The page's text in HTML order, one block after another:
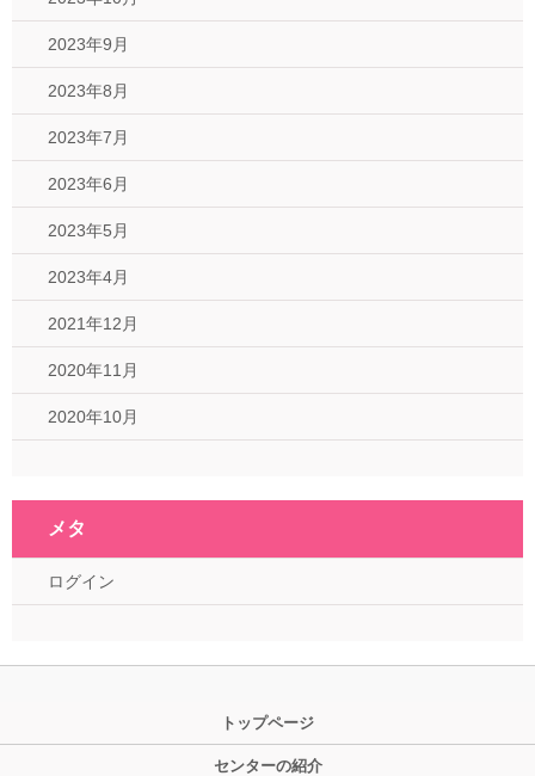
2023年9月
2023年8月
2023年7月
2023年6月
2023年5月
2023年4月
2021年12月
2020年11月
2020年10月
メタ
ログイン
トップページ
センターの紹介